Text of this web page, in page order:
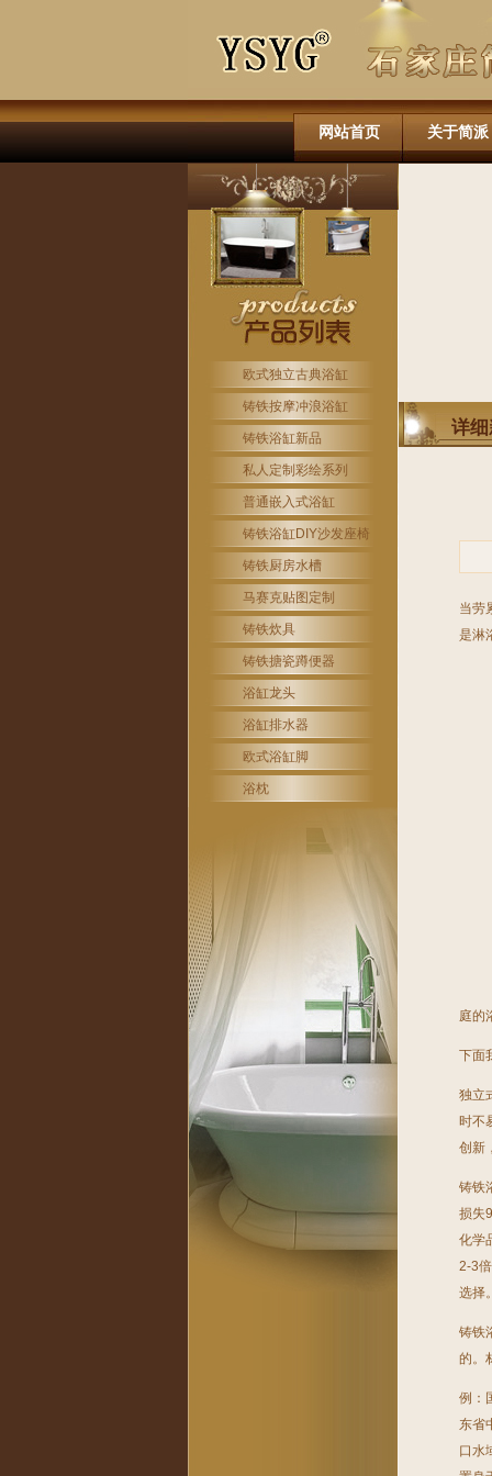
网站首页 关于简派
欧式独立古典浴缸
铸铁按摩冲浪浴缸
铸铁浴缸新品
私人定制彩绘系列
普通嵌入式浴缸
铸铁浴缸DIY沙发座椅
铸铁厨房水槽
马赛克贴图定制
铸铁炊具
铸铁搪瓷蹲便器
浴缸龙头
浴缸排水器
欧式浴缸脚
浴枕
详
当劳
是淋
庭的
下面
独立
时不
创新
铸铁
损失
化学
2-3
选择
铸铁
的。
例：
东省
口水